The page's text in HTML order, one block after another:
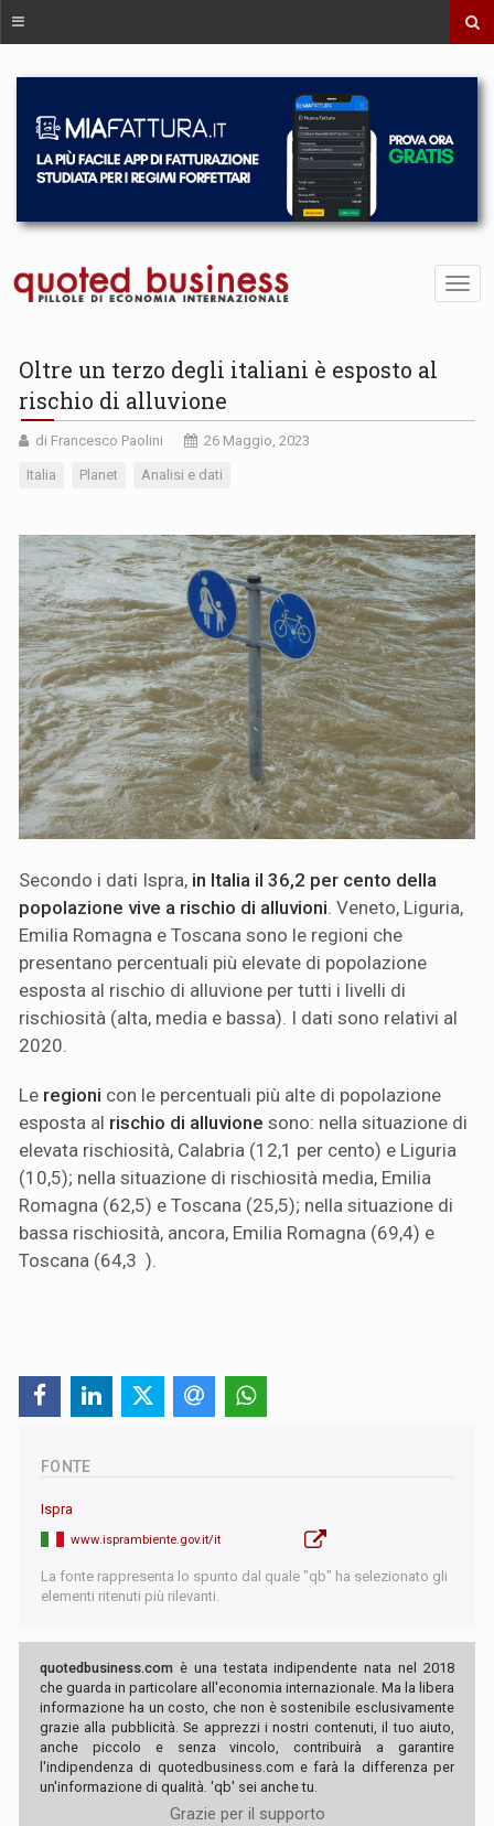
Oltre un terzo degli italiani è esposto al
rischio di alluvione
di Francesco Paolini 26 Maggio, 2023
Italia Planet Analisi e dati
Secondo i dati Ispra, in Italia il 36,2 per cento della
popolazione vive a rischio di alluvioni. Veneto, Liguria,
Emilia Romagna e Toscana sono le regioni che
presentano percentuali più elevate di popolazione
esposta al rischio di alluvione per tutti i livelli di
rischiosità (alta, media e bassa). I dati sono relativi al
2020.
Le regioni con le percentuali più alte di popolazione
esposta al rischio di alluvione sono: nella situazione di
elevata rischiosità, Calabria (12,1 per cento) e Liguria
(10,5); nella situazione di rischiosità media, Emilia
Romagna (62,5) e Toscana (25,5); nella situazione di
bassa rischiosità, ancora, Emilia Romagna (69,4) e
Toscana (64,3 ).
FONTE
Ispra
www.isprambiente.gov.it/it
La fonte rappresenta lo spunto dal quale "qb" ha selezionato gli
elementi ritenuti più rilevanti.
quotedbusiness.com è una testata indipendente nata nel 2018
che guarda in particolare all'economia internazionale. Ma la libera
informazione ha un costo, che non è sostenibile esclusivamente
grazie alla pubblicità. Se apprezzi i nostri contenuti, il tuo aiuto,
anche piccolo e senza vincolo, contribuirà a garantire
l'indipendenza di quotedbusiness.com e farà la differenza per
un'informazione di qualità. 'qb' sei anche tu.
Grazie per il supporto